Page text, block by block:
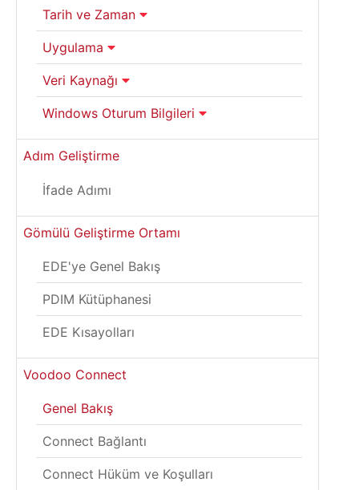
Tarih ve Zaman
Uygulama
Veri Kaynağı
Windows Oturum Bilgileri
Adım Geliştirme
İfade Adımı
Gömülü Geliştirme Ortamı
EDE'ye Genel Bakış
PDIM Kütüphanesi
EDE Kısayolları
Voodoo Connect
Genel Bakış
Connect Bağlantı
Connect Hüküm ve Koşulları